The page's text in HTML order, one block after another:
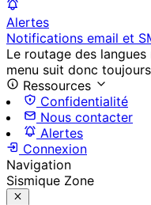
Alertes
Notifications email et
Le routage des
menu suit donc
Ressources
Confidentialité
Nous contacter
Alertes
Connexion
Navigation
Sismique Zone